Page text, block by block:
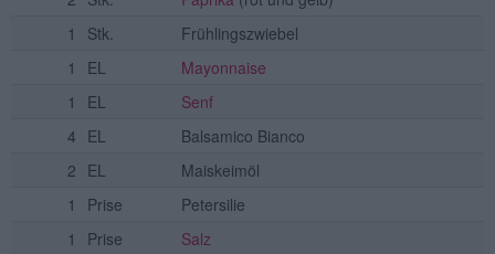
1
Stk.
Frühlingszwiebel
1
EL
Mayonnaise
1
EL
Senf
4 EL
Balsamico Bianco
2 EL
Maiskeimöl
1
Prise
Petersilie
1
Prise
Salz